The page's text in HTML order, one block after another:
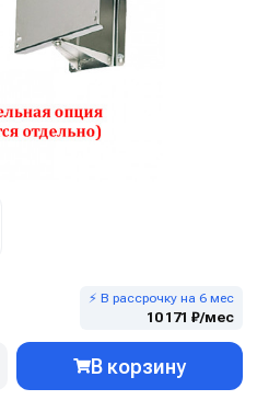
⚡ В рассрочку на 6 мес
10 171 ₽/мес
В корзину